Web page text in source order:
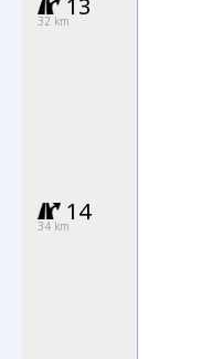
13
32 km
14
34 km